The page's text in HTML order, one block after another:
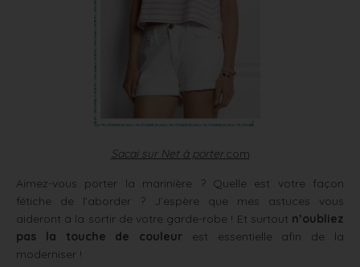
Sacai sur Net à porter .com
Aimez-vous porter la marinière ? Quelle est votre façon
fétiche de l’aborder ? J’espère que mes astuces vous
aideront à la sortir de votre garde-robe ! Et surtout n’oubliez
pas la touche de couleur est essentielle afin de la
moderniser !